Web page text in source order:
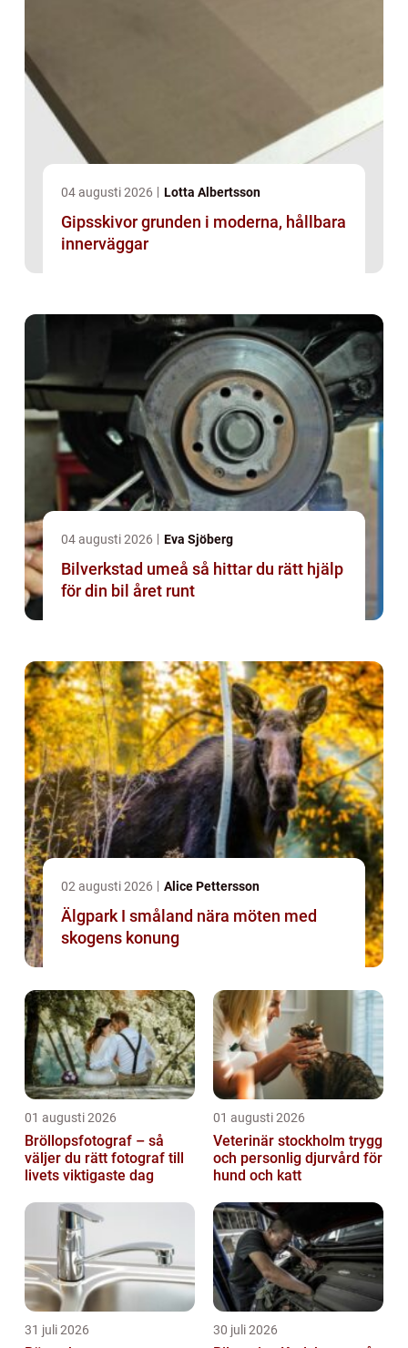
04 augusti 2026 Lotta Albertsson
Gipsskivor grunden i moderna, hållbara
innerväggar
04 augusti 2026 Eva Sjöberg
Bilverkstad umeå så hittar du rätt hjälp
för din bil året runt
02 augusti 2026 Alice Pettersson
Älgpark I småland nära möten med
skogens konung
01 augusti 2026
Bröllopsfotograf – så
väljer du rätt fotograf till
livets viktigaste dag
01 augusti 2026
Veterinär stockholm trygg
och personlig djurvård för
hund och katt
31 juli 2026 30 juli 2026